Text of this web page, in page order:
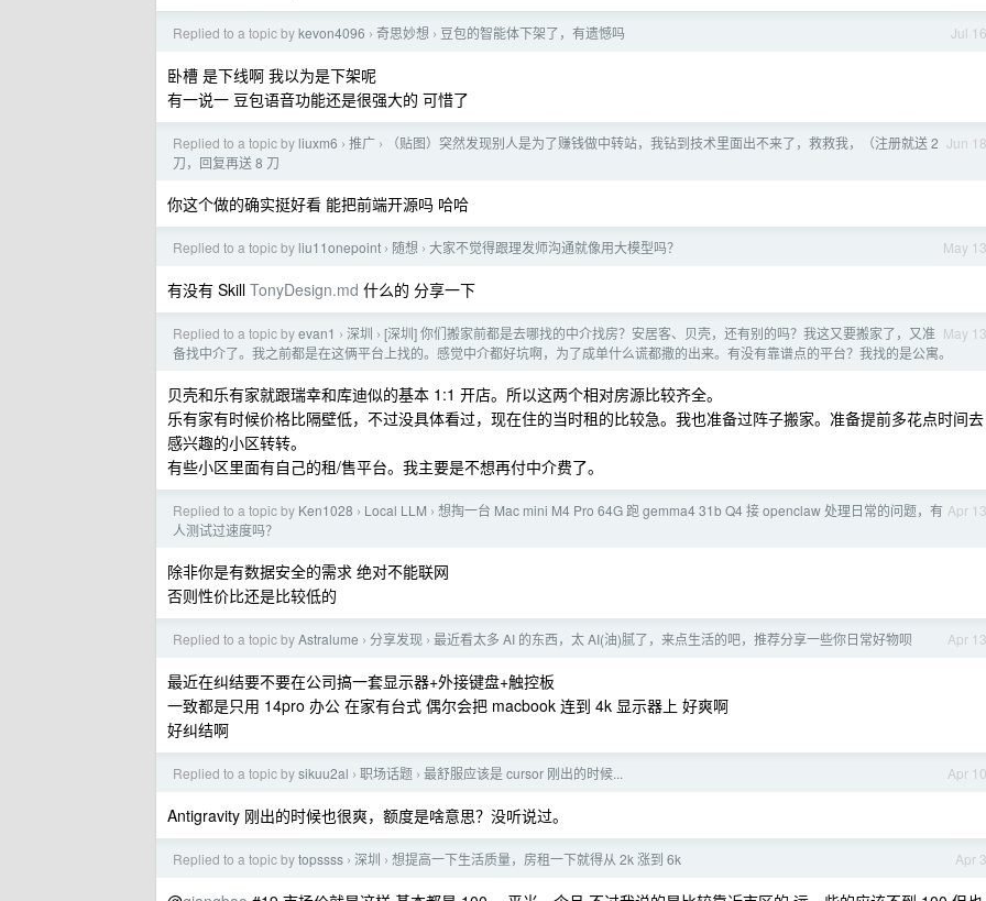
Jul 16
Replied to a topic bykevon4096 › 奇思妙想 › 豆包的智能体下架了，有遗憾吗
卧槽 是下线啊 我以为是下架呢
有一说一 豆包语音功能还是很强大的 可惜了
Jun 18
Replied to a topic by liuxm6 › 推广 ›
（贴图）突然发现别人是为了赚钱做中转站，我钻到技术里面出不来了，救救我，（注册就送 2
刀，回复再送 8 刀
你这个做的确实挺好看 能把前端开源吗 哈哈
May 13
Replied to a topic by liu11onepoint › 随想 › 大家不觉得跟理发师沟通就像用大模型吗？
有没有 Skill TonyDesign.md 什么的 分享一下
May 13
Replied to a topic byevan1 › 深圳 › [深圳] 你们搬家前都是去哪找的中介找房？安居客、贝壳，还有别的吗？我这又要搬家了，又准
备找中介了。我之前都是在这俩平台上找的。感觉中介都好坑啊，为了成单什么谎都撒的出来。有没有靠谱点的平台？我找的是公寓。
贝壳和乐有家就跟瑞幸和库迪似的基本 1:1 开店。所以这两个相对房源比较齐全。
乐有家有时候价格比隔壁低，不过没具体看过，现在住的当时租的比较急。我也准备过阵子搬家。准备提前多花点时间去
感兴趣的小区转转。
有些小区里面有自己的租/售平台。我主要是不想再付中介费了。
Apr 13
Replied to a topic by Ken1028 › Local LLM › 想掏一台 Mac mini M4 Pro 64G 跑 gemma4 31b Q4 接 openclaw 处理日常的问题，有
人测试过速度吗？
除非你是有数据安全的需求 绝对不能联网
否则性价比还是比较低的
Apr 13
Replied to a topic byAstralume › 分享发现 › 最近看太多 AI 的东西，太 AI(油)腻了，来点生活的吧，推荐分享一些你日常好物呗
最近在纠结要不要在公司搞一套显示器+外接键盘+触控板
一致都是只用 14pro 办公 在家有台式 偶尔会把 macbook 连到 4k 显示器上 好爽啊
好纠结啊
Apr 10
Replied to a topic bysikuu2al › 职场话题 › 最舒服应该是 cursor 刚出的时候...
Antigravity 刚出的时候也很爽，额度是啥意思？没听说过。
Apr 3
Replied to a topic bytopssss › 深圳 › 想提高一下生活质量，房租一下就得从 2k 涨到 6k